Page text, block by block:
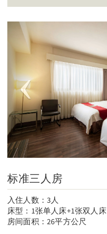
标准三人房
入住人数：3人
床型：1张单人床+1张双人床
房间面积：26平方公尺